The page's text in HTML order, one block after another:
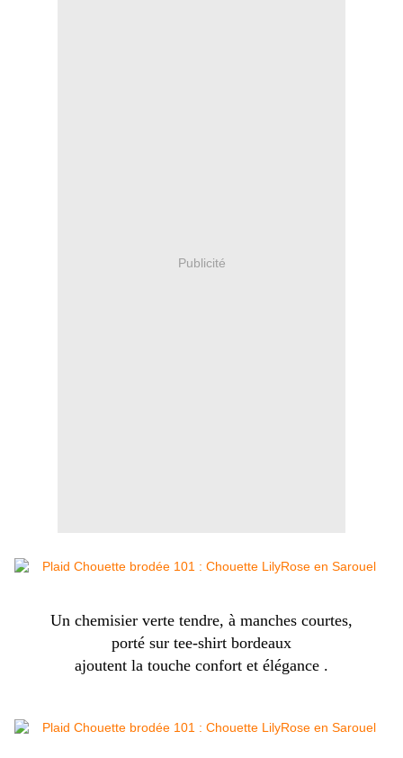
Publicité
Un chemisier verte tendre, à manches courtes,
porté sur tee-shirt bordeaux
ajoutent la touche confort et élégance .